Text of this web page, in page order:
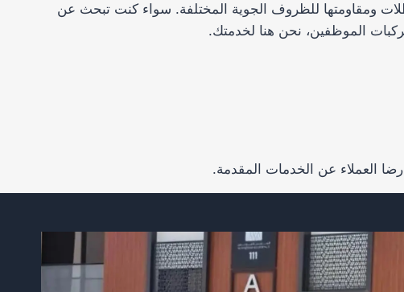
ومقاومتها للظروف الجوية المختلفة. سواء كنت تبحث عن
الموظفين، نحن هنا لخدمتك.
رضا العملاء عن الخدمات المقدمة.